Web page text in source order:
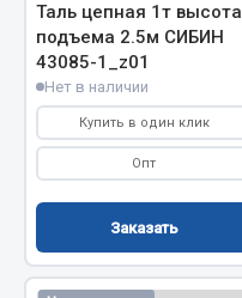
Весь раздел
Запчасти КамАЗ
Двигатель
Система питания
Система выпуска газа
Система охлаждения
Сцепление
Таль цепная 1т высота
подъема 2.5м СИБИН
43085-1_z01
Нет в наличии
Купить в один клик
Опт
Заказать